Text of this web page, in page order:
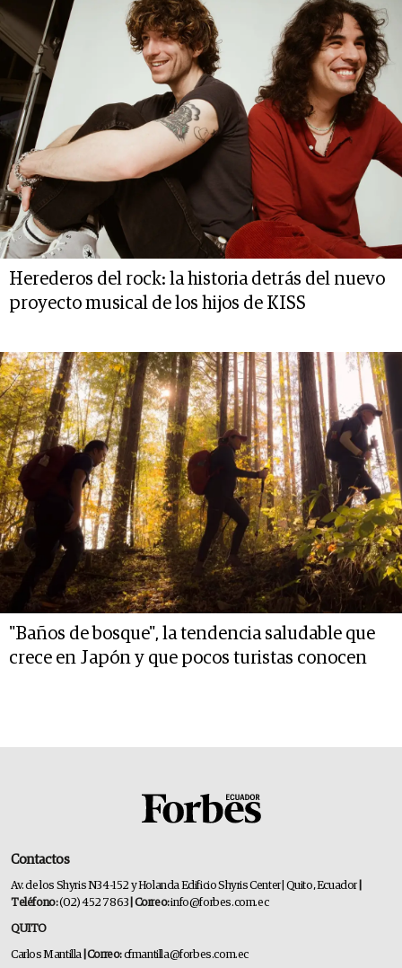
Herederos del rock: la historia detrás del nuevo
proyecto musical de los hijos de KISS
"Baños de bosque", la tendencia saludable que
crece en Japón y que pocos turistas conocen
Contactos
Av. de los Shyris N34-152 y Holanda Edificio Shyris Center | Quito, Ecuador
Teléfono:(02) 452 7863 | Correo:info@forbes.com.ec
QUITO
Carlos Mantilla | Correo:cfmantilla@forbes.com.ec